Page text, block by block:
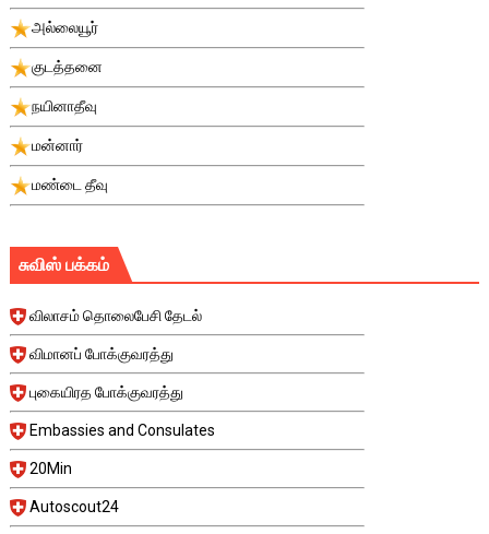
அல்லையூர்
குடத்தனை
நயினாதீவு
மன்னார்
மண்டை தீவு
சுவிஸ் பக்கம்
விலாசம் தொலைபேசி தேடல்
விமானப் போக்குவரத்து
புகையிரத போக்குவரத்து
Embassies and Consulates
20Min
Autoscout24